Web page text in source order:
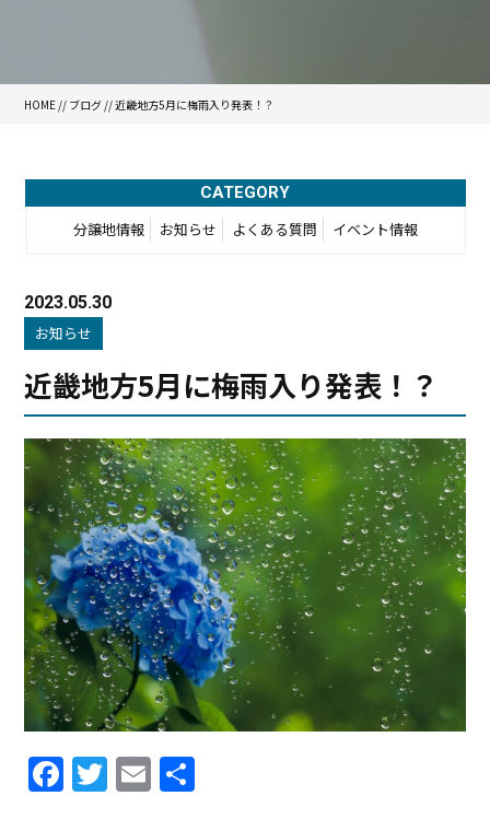
HOME // ブログ // 近畿地方5月に梅雨入り発表！？
CATEGORY
分譲地情報 お知らせ よくある質問 イベント情報
2023.05.30
お知らせ
近畿地方5月に梅雨入り発表！？